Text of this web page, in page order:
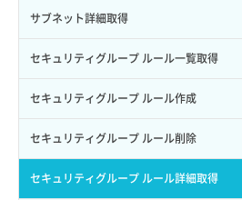
バックアップ詳細一覧取得
バックアップ詳細取得
ボリュームイメージ保存
ボリュームタイプ一覧取得
ボリュームタイプ詳細取得
イメージ詳細取得
アタッチ済みポート詳細取得
アタッチ済みボリューム一覧
アタッチ済みボリューム詳細取得
コンソールURL発行
サーバーに紐づくアドレス取得
サブネット詳細取得
セキュリティグループ ルール一覧取得
セキュリティグループ ルール作成
セキュリティグループ ルール削除
セキュリティグループ ルール詳細取得